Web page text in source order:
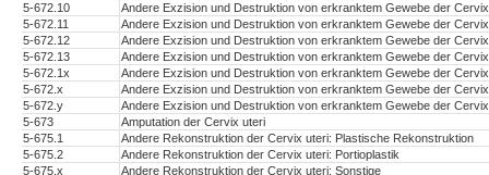
5-672.10
Andere Exzision und Destruktion von erkranktem Gewebe der
5-672.11
Andere Exzision und Destruktion von erkranktem Gewebe der
5-672.12
Andere Exzision und Destruktion von erkranktem Gewebe der
5-672.13
Andere Exzision und Destruktion von erkranktem Gewebe der
5-672.1x
Andere Exzision und Destruktion von erkranktem Gewebe der
5-672.x
Andere Exzision und Destruktion von erkranktem Gewebe der
5-672.y
Andere Exzision und Destruktion von erkranktem Gewebe der
5-673
Amputation der Cervix uteri
5-675.1
Andere Rekonstruktion der Cervix uteri: Plastische Rekonstruktion
5-675.2
Andere Rekonstruktion der Cervix uteri: Portioplastik
5-675.x
Andere Rekonstruktion der Cervix uteri: Sonstige